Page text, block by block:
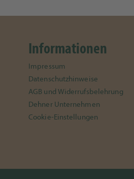
Informationen
Impressum
Datenschutzhinweise
AGB und Widerrufsbelehrung
Dehner Unternehmen
Cookie-Einstellungen